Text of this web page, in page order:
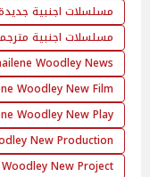
مسلسلات اجنبية
مسلسلات اجنبية
Woodley News
Woodley New Film
Woodley New Play
New Production
New Project